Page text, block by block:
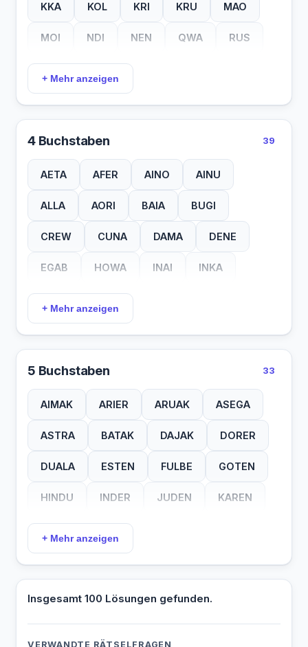
KKA KOL KRI KRU MAO
MOI NDI NEN QWA RUS
+ Mehr anzeigen
4 Buchstaben 39
AETA AFER AINO AINU
ALLA AORI BAIA BUGI
CREW CUNA DAMA DENE
EGAB HOWA INAI INKA
SGAU SUMO TANO TEDA
TUPI USEN
ZULU
+ Mehr anzeigen
5 Buchstaben 33
AIMAK ARIER ARUAK ASEGA
ASTRA BATAK DAJAK DORER
DUALA ESTEN FULBE GOTEN
HINDU INDER JUDEN KAREN
LUREN
SUOMI SYRER TIBBU UBIER
+ Mehr anzeigen
Insgesamt 100 Lösungen gefunden.
VERWANDTE RÄTSELFRAGEN